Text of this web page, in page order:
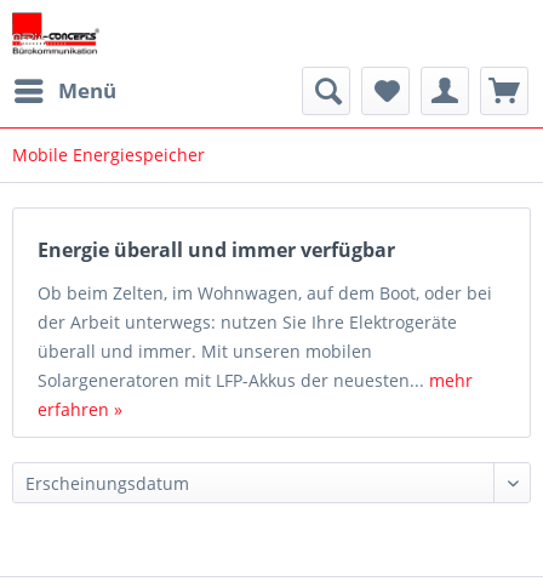
Menü
Mobile Energiespeicher
Energie überall und immer verfügbar
Ob beim Zelten, im Wohnwagen, auf dem Boot, oder bei
der Arbeit unterwegs: nutzen Sie Ihre Elektrogeräte
überall und immer. Mit unseren mobilen
Solargeneratoren mit LFP-Akkus der neuesten... mehr
erfahren »